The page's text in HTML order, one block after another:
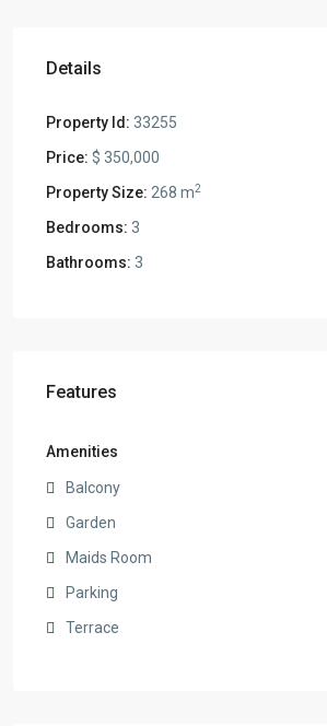
Details
Property Id: 33255
Price: $ 350,000
Property Size: 268 m2
Bedrooms: 3
Bathrooms: 3
Features
Amenities
Balcony
Garden
Maids Room
Parking
Terrace